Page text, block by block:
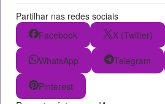
Partilhar nas redes sociais
Facebook
X (Twitter)
WhatsApp Telegram
Pinterest